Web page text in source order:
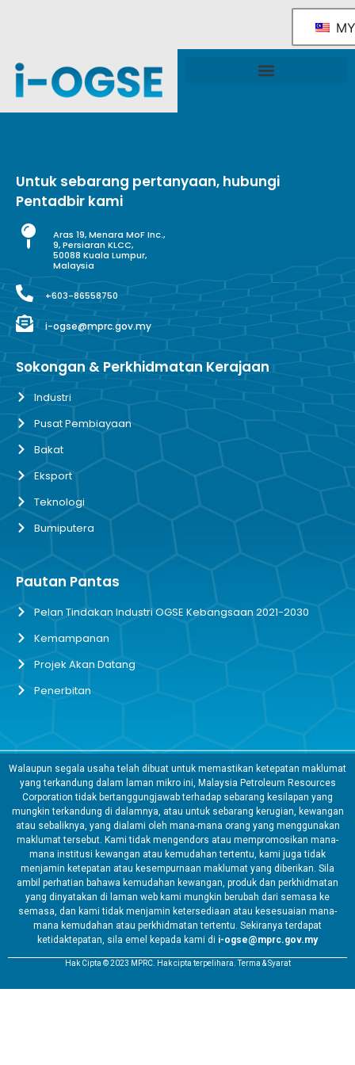
MY
Untuk sebarang pertanyaan, hubungi
Pentadbir kami
Aras 19, Menara MoF Inc.,
9, Persiaran KLCC,
50088 Kuala Lumpur,
Malaysia
+603-86558750
i-ogse@mprc.gov.my
Sokongan & Perkhidmatan Kerajaan
Industri
Pusat Pembiayaan
Bakat
Eksport
Teknologi
Bumiputera
Pautan Pantas
Pelan Tindakan Industri OGSE Kebangsaan 2021-2030
Kemampanan
Projek Akan Datang
Penerbitan
Walaupun segala usaha telah dibuat untuk memastikan ketepatan maklumat
yang terkandung dalam laman mikro ini, Malaysia Petroleum Resources
Corporation tidak bertanggungjawab terhadap sebarang kesilapan yang
mungkin terkandung di dalamnya, atau untuk sebarang kerugian, kewangan
atau sebaliknya, yang dialami oleh mana-mana orang yang menggunakan
maklumat tersebut. Kami tidak mengendors atau mempromosikan mana-
mana institusi kewangan atau kemudahan tertentu, kami juga tidak
menjamin ketepatan atau kesempurnaan maklumat yang diberikan. Sila
ambil perhatian bahawa kemudahan kewangan, produk dan perkhidmatan
yang dinyatakan di laman web kami mungkin berubah dari semasa ke
semasa, dan kami tidak menjamin ketersediaan atau kesesuaian mana-
mana kemudahan atau perkhidmatan tertentu. Sekiranya terdapat
ketidaktepatan, sila emel kepada kami di i-ogse@mprc.gov.my
Hak Cipta © 2023 MPRC. Hak cipta terpelihara. Terma & Syarat